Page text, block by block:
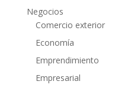
Negocios
Comercio exterior
Economía
Emprendimiento
Empresarial